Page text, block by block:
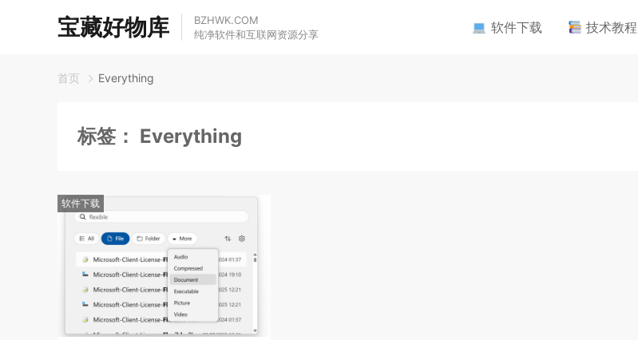
宝藏好物库
BZHWK.COM
纯净软件和互联网资源分享
软件下载 技术教程
首页 Everything
标签： Everything
软件下载